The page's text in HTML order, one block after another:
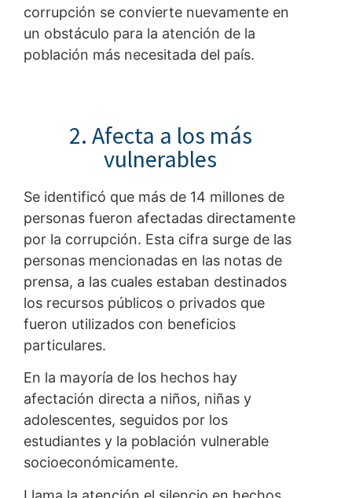
corrupción se convierte nuevamente en
un obstáculo para la atención de la
población más necesitada del país.
2. Afecta a los más
vulnerables
Se identificó que más de 14 millones de
personas fueron afectadas directamente
por la corrupción. Esta cifra surge de las
personas mencionadas en las notas de
prensa, a las cuales estaban destinados
los recursos públicos o privados que
fueron utilizados con beneficios
particulares.
En la mayoría de los hechos hay
afectación directa a niños, niñas y
adolescentes, seguidos por los
estudiantes y la población vulnerable
socioeconómicamente.